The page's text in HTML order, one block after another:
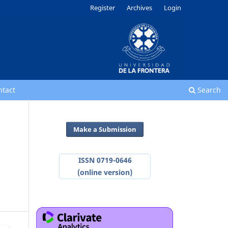
Search
Register Archives Login
Make a Submission
ISSN 0719-0646
(online version)